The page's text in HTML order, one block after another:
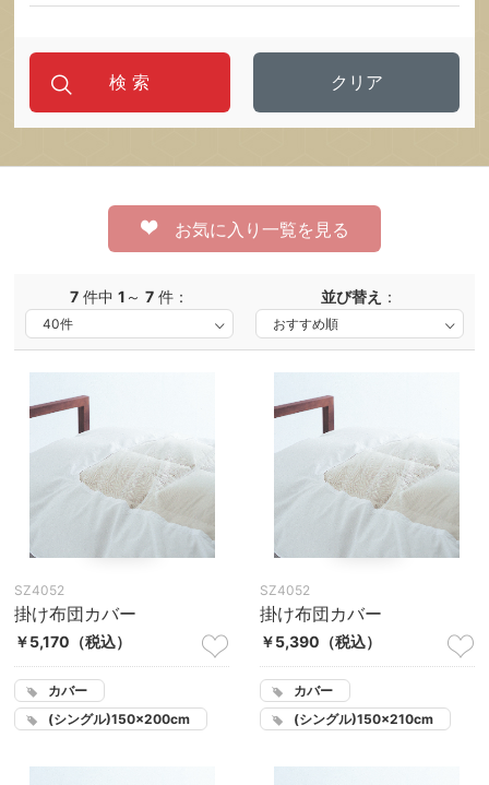
クリア
お気に入り一覧を見る
7 件中1 ～7 件： 並び替え ：
SZ4052
掛け布団カバー
￥5,170 （税込）
カバー
(シングル)150×200cm
SZ4052
掛け布団カバー
￥5,390 （税込）
カバー
(シングル)150×210cm